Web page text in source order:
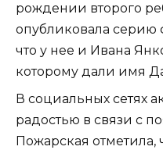
рождении второго
опубликовала серию
что у нее и Ивана
которому дали имя
В социальных сетях
радостью в связи с
Пожарская отметила,